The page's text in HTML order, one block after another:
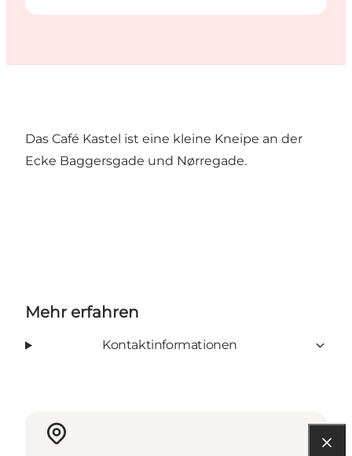
Das Café Kastel ist eine kleine Kneipe an der
Ecke Baggersgade und Nørregade.
Mehr erfahren
Kontaktinformationen